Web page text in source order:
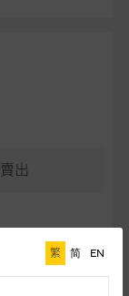
賣出
繁 简 EN